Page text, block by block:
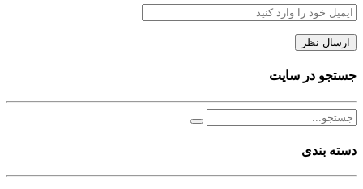
جستجو در سایت
دسته بندی